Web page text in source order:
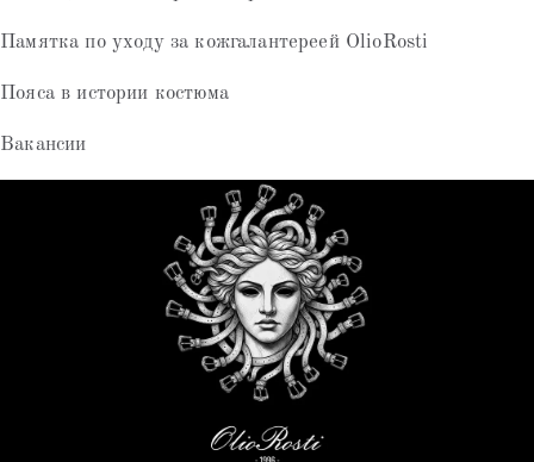
Памятка по уходу за кожгалантереей OlioRosti
Пояса в истории костюма
Вакансии